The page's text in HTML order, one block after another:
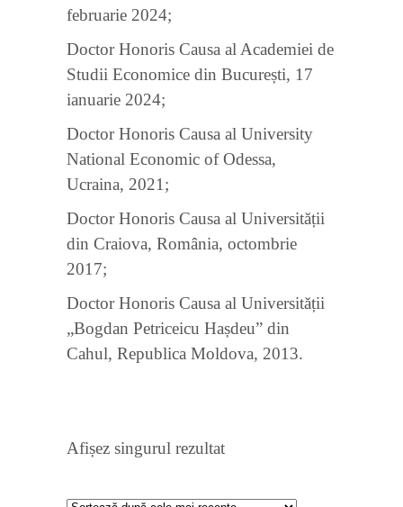
februarie 2024;
Doctor Honoris Causa al Academiei de
Studii Economice din București, 17
ianuarie 2024;
Doctor Honoris Causa al University
National Economic of Odessa,
Ucraina, 2021;
Doctor Honoris Causa al Universității
din Craiova, România, octombrie
2017;
Doctor Honoris Causa al Universității
„Bogdan Petriceicu Hașdeu” din
Cahul, Republica Moldova, 2013.
Afișez singurul rezultat